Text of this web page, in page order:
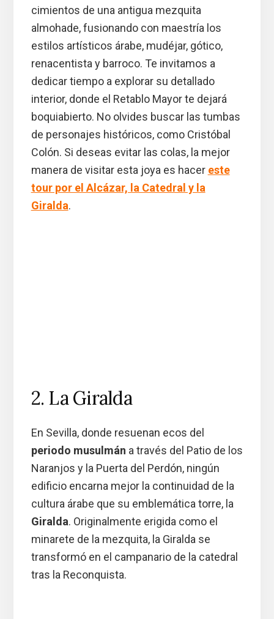
cimientos de una antigua mezquita
almohade, fusionando con maestría los
estilos artísticos árabe, mudéjar, gótico,
renacentista y barroco. Te invitamos a
dedicar tiempo a explorar su detallado
interior, donde el Retablo Mayor te dejará
boquiabierto. No olvides buscar las tumbas
de personajes históricos, como Cristóbal
Colón. Si deseas evitar las colas, la mejor
manera de visitar esta joya es hacer este
tour por el Alcázar, la Catedral y la
Giralda.
2. La Giralda
En Sevilla, donde resuenan ecos del
periodo musulmán a través del Patio de los
Naranjos y la Puerta del Perdón, ningún
edificio encarna mejor la continuidad de la
cultura árabe que su emblemática torre, la
Giralda. Originalmente erigida como el
minarete de la mezquita, la Giralda se
transformó en el campanario de la catedral
tras la Reconquista.